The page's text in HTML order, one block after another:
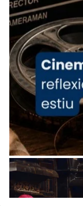
Aquest
missa
comitè
del Sant
Josep
Mons. David
📸 Dr. G.
Foto
View on Facebook